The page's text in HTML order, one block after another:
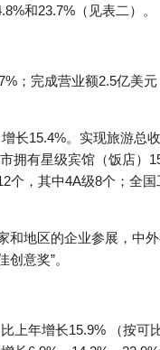
和23.7%（见表二）。
；完成营业额2.5亿美
长15.4%。实现旅游总
拥有星级宾馆（饭店）
，其中4A级8个；全
和地区的企业参展，中
意奖”。
上年增长15.9% （按可